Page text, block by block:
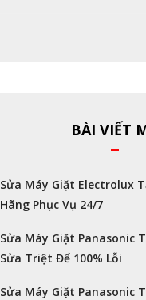
BÀI VIẾT
Sửa Máy Giặt Electrolux
Hãng Phục Vụ 24/7
Sửa Máy Giặt Panasonic
Sửa Triệt Để 100% Lỗi
Sửa Máy Giặt Panasonic